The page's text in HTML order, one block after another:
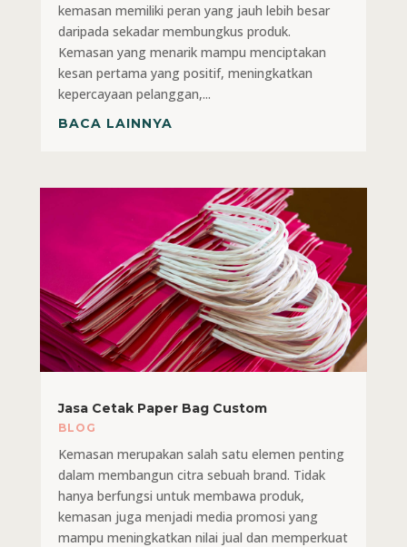
kemasan memiliki peran yang jauh lebih besar
daripada sekadar membungkus produk.
Kemasan yang menarik mampu menciptakan
kesan pertama yang positif, meningkatkan
kepercayaan pelanggan,...
BACA LAINNYA
Jasa Cetak Paper Bag Custom
BLOG
Kemasan merupakan salah satu elemen penting
dalam membangun citra sebuah brand. Tidak
hanya berfungsi untuk membawa produk,
kemasan juga menjadi media promosi yang
mampu meningkatkan nilai jual dan memperkuat